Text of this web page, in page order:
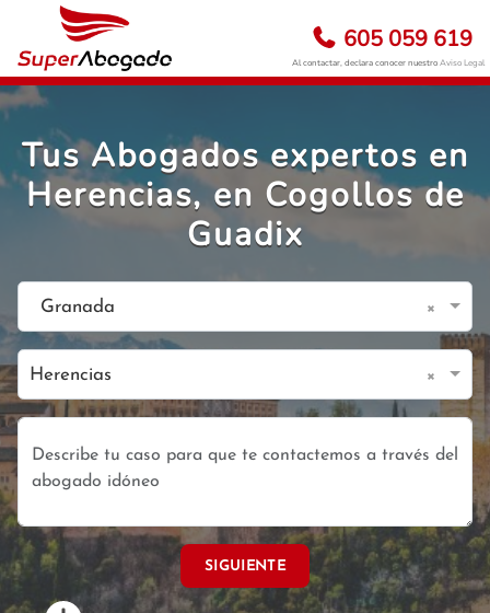
605 059 619
Al contactar, declara conocer nuestroAviso Legal
Tus Abogados expertos en
Herencias, en Cogollos de
Guadix
Granada ×
Herencias ×
SIGUIENTE